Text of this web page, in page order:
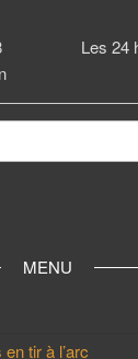
Les 24
MENU
tir à l’arc